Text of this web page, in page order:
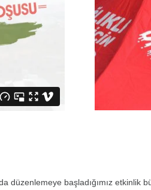
düzenlemeye başladığımız